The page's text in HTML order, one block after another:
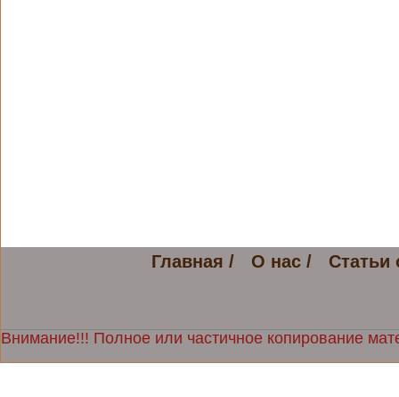
Главная / О нас / Статьи
Внимание!!! Полное или частичное копирование